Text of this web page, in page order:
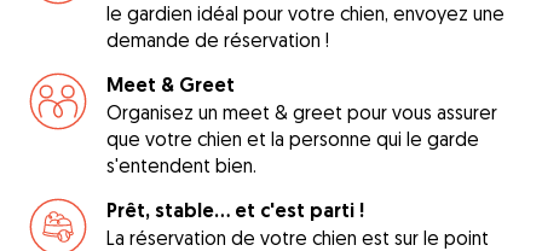
le gardien idéal pour votre chien, envoyez une
demande de réservation !
Meet & Greet
Organisez un meet & greet pour vous assurer
que votre chien et la personne qui le garde
s'entendent bien.
Prêt, stable... et c'est parti !
La réservation de votre chien est sur le point